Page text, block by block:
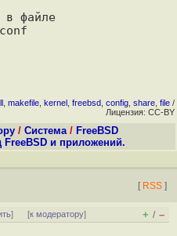
в файле
makefile kernel freebsd config share file /
Лицензия: CC-BY
/ Система/ FreeBSD
FreeBSD и приложений.
[ RSS ]
] [к модератору] + / –